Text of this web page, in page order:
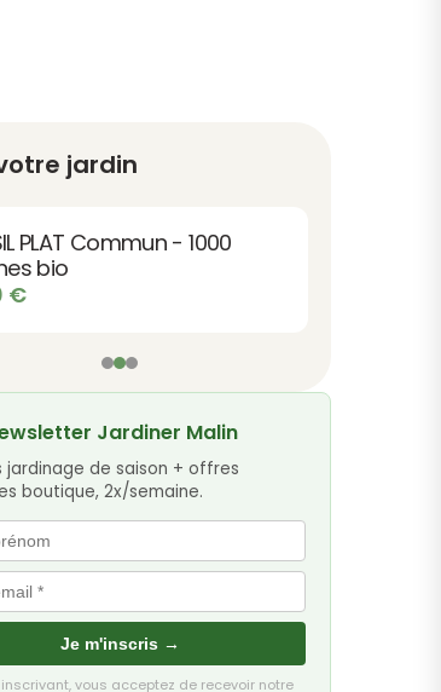
jardin
PLAT Commun - 1000
bio
€
Jardiner Malin
jardinage de saison + offres
boutique, 2x/semaine.
Je m'inscris →
inscrivant, vous acceptez de recevoir notre